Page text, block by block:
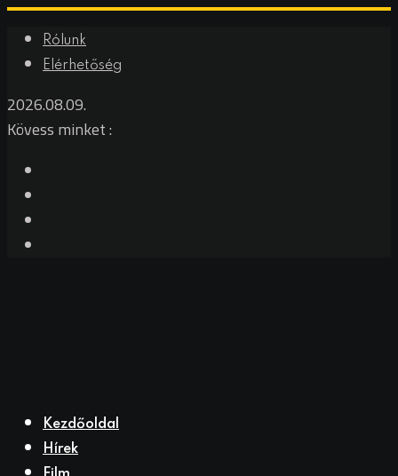
Rólunk
Elérhetőség
2026.08.09.
Kövess minket :
Kezdőoldal
Hírek